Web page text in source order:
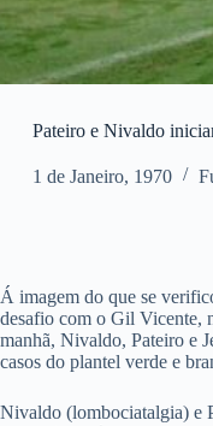
Pateiro e Nivaldo
1 de Janeiro, 1970
Á imagem do que se
desafio com o Gil Vicente,
manhã, Nivaldo, Pateiro e
casos do plantel verde e
Nivaldo (lombociatalgia) e